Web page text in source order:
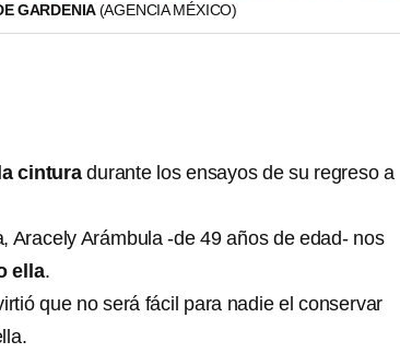
GARDENIA(AGENCIA MÉXICO)
cinturadurante los ensayos de su regreso a
Aracely Arámbula -de 49 años de edad- nos
ella.
que no será fácil para nadie el conservar